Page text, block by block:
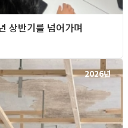
상반기를 넘어가며
2026년